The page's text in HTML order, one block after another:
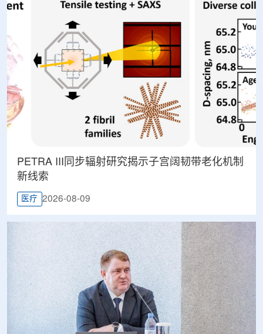
PETRA III同步辐射研究揭示子宫阔韧带老化机制
新线索
医疗 2026-08-09